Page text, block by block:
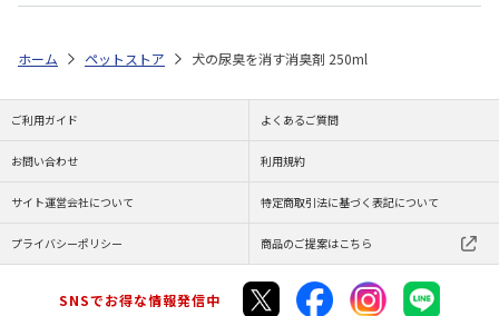
ホーム ペットストア 犬の尿臭を消す消臭剤 250ml
ご利用ガイド よくあるご質問
お問い合わせ 利用規約
サイト運営会社について 特定商取引法に基づく表記について
プライバシーポリシー 商品のご提案はこちら
SNSでお得な情報発信中